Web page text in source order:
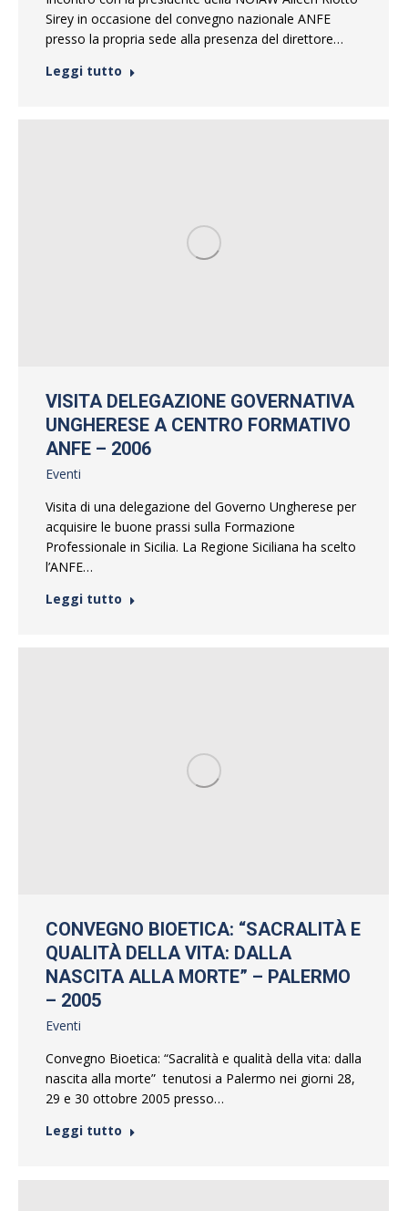
Sirey in occasione del convegno nazionale ANFE
presso la propria sede alla presenza del direttore…
Leggi tutto
VISITA DELEGAZIONE GOVERNATIVA
UNGHERESE A CENTRO FORMATIVO
ANFE – 2006
Eventi
Visita di una delegazione del Governo Ungherese per
acquisire le buone prassi sulla Formazione
Professionale in Sicilia. La Regione Siciliana ha scelto
l’ANFE…
Leggi tutto
CONVEGNO BIOETICA: “SACRALITÀ E
QUALITÀ DELLA VITA: DALLA
NASCITA ALLA MORTE” – PALERMO
– 2005
Eventi
Convegno Bioetica: “Sacralità e qualità della vita: dalla
nascita alla morte” tenutosi a Palermo nei giorni 28,
29 e 30 ottobre 2005 presso…
Leggi tutto